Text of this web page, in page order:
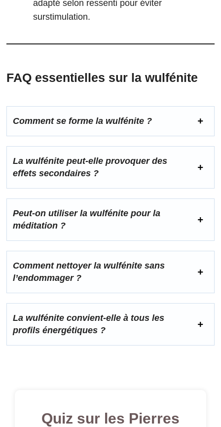
adapté selon ressenti pour éviter
surstimulation.
FAQ essentielles sur la wulfénite
Comment se forme la wulfénite ?
La wulfénite peut-elle provoquer des
effets secondaires ?
Peut-on utiliser la wulfénite pour la
méditation ?
Comment nettoyer la wulfénite sans
l’endommager ?
La wulfénite convient-elle à tous les
profils énergétiques ?
Quiz sur les Pierres